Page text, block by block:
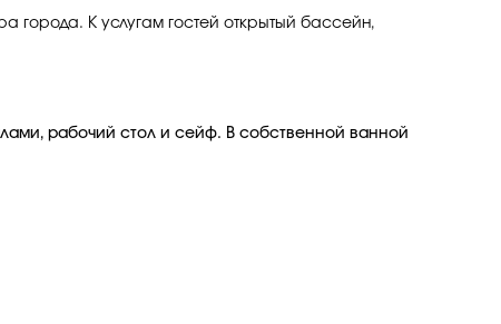
города. К услугам гостей открытый бассейн,
рабочий стол и сейф. В собственной ванной